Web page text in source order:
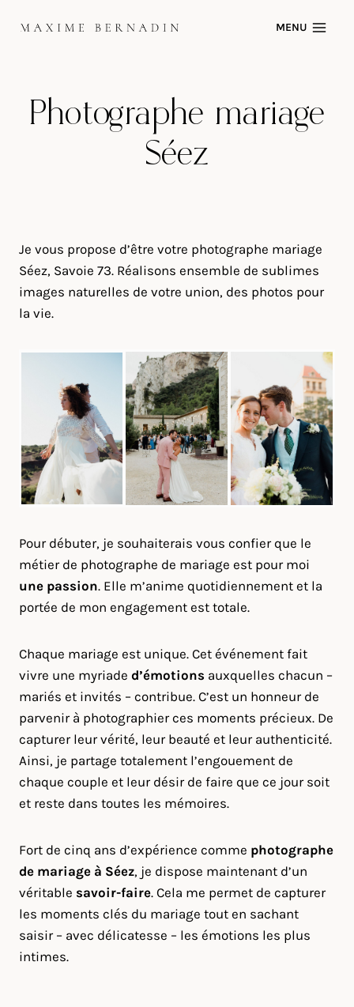
MENU
Photographe mariage
Séez
Je vous propose d’être votre photographe mariage
Séez, Savoie 73. Réalisons ensemble de sublimes
images naturelles de votre union, des photos pour
la vie.
Pour débuter, je souhaiterais vous confier que le
métier de photographe de mariage est pour moi
une passion. Elle m’anime quotidiennement et la
portée de mon engagement est totale.
Chaque mariage est unique. Cet événement fait
vivre une myriade d’émotions auxquelles chacun –
mariés et invités – contribue. C’est un honneur de
parvenir à photographier ces moments précieux. De
capturer leur vérité, leur beauté et leur authenticité.
Ainsi, je partage totalement l’engouement de
chaque couple et leur désir de faire que ce jour soit
et reste dans toutes les mémoires.
Fort de cinq ans d’expérience comme photographe
de mariage à Séez, je dispose maintenant d’un
véritable savoir-faire. Cela me permet de capturer
les moments clés du mariage tout en sachant
saisir – avec délicatesse – les émotions les plus
intimes.